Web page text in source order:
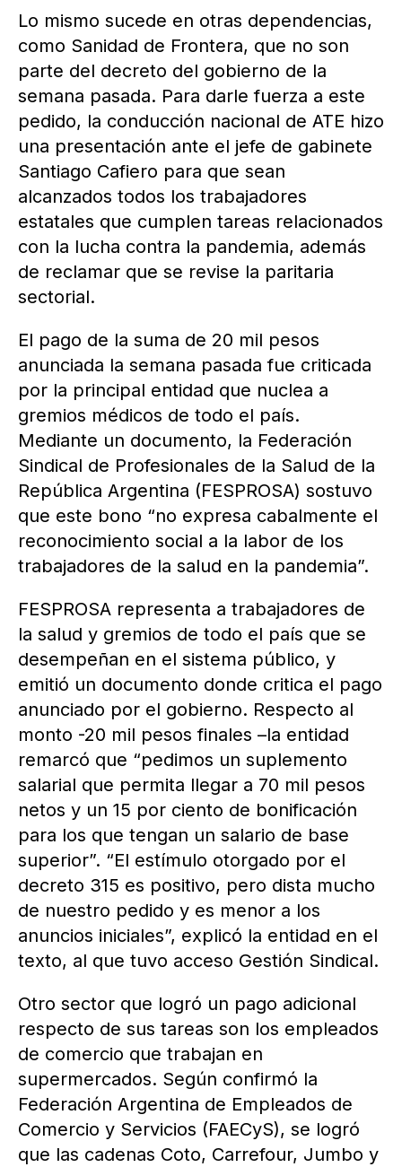
Lo mismo sucede en otras dependencias,
como Sanidad de Frontera, que no son
parte del decreto del gobierno de la
semana pasada. Para darle fuerza a este
pedido, la conducción nacional de ATE hizo
una presentación ante el jefe de gabinete
Santiago Cafiero para que sean
alcanzados todos los trabajadores
estatales que cumplen tareas relacionados
con la lucha contra la pandemia, además
de reclamar que se revise la paritaria
sectorial.
El pago de la suma de 20 mil pesos
anunciada la semana pasada fue criticada
por la principal entidad que nuclea a
gremios médicos de todo el país.
Mediante un documento, la Federación
Sindical de Profesionales de la Salud de la
República Argentina (FESPROSA) sostuvo
que este bono “no expresa cabalmente el
reconocimiento social a la labor de los
trabajadores de la salud en la pandemia”.
FESPROSA representa a trabajadores de
la salud y gremios de todo el país que se
desempeñan en el sistema público, y
emitió un documento donde critica el pago
anunciado por el gobierno. Respecto al
monto -20 mil pesos finales –la entidad
remarcó que “pedimos un suplemento
salarial que permita llegar a 70 mil pesos
netos y un 15 por ciento de bonificación
para los que tengan un salario de base
superior”. “El estímulo otorgado por el
decreto 315 es positivo, pero dista mucho
de nuestro pedido y es menor a los
anuncios iniciales”, explicó la entidad en el
texto, al que tuvo acceso Gestión Sindical.
Otro sector que logró un pago adicional
respecto de sus tareas son los empleados
de comercio que trabajan en
supermercados. Según confirmó la
Federación Argentina de Empleados de
Comercio y Servicios (FAECyS), se logró
que las cadenas Coto, Carrefour, Jumbo y